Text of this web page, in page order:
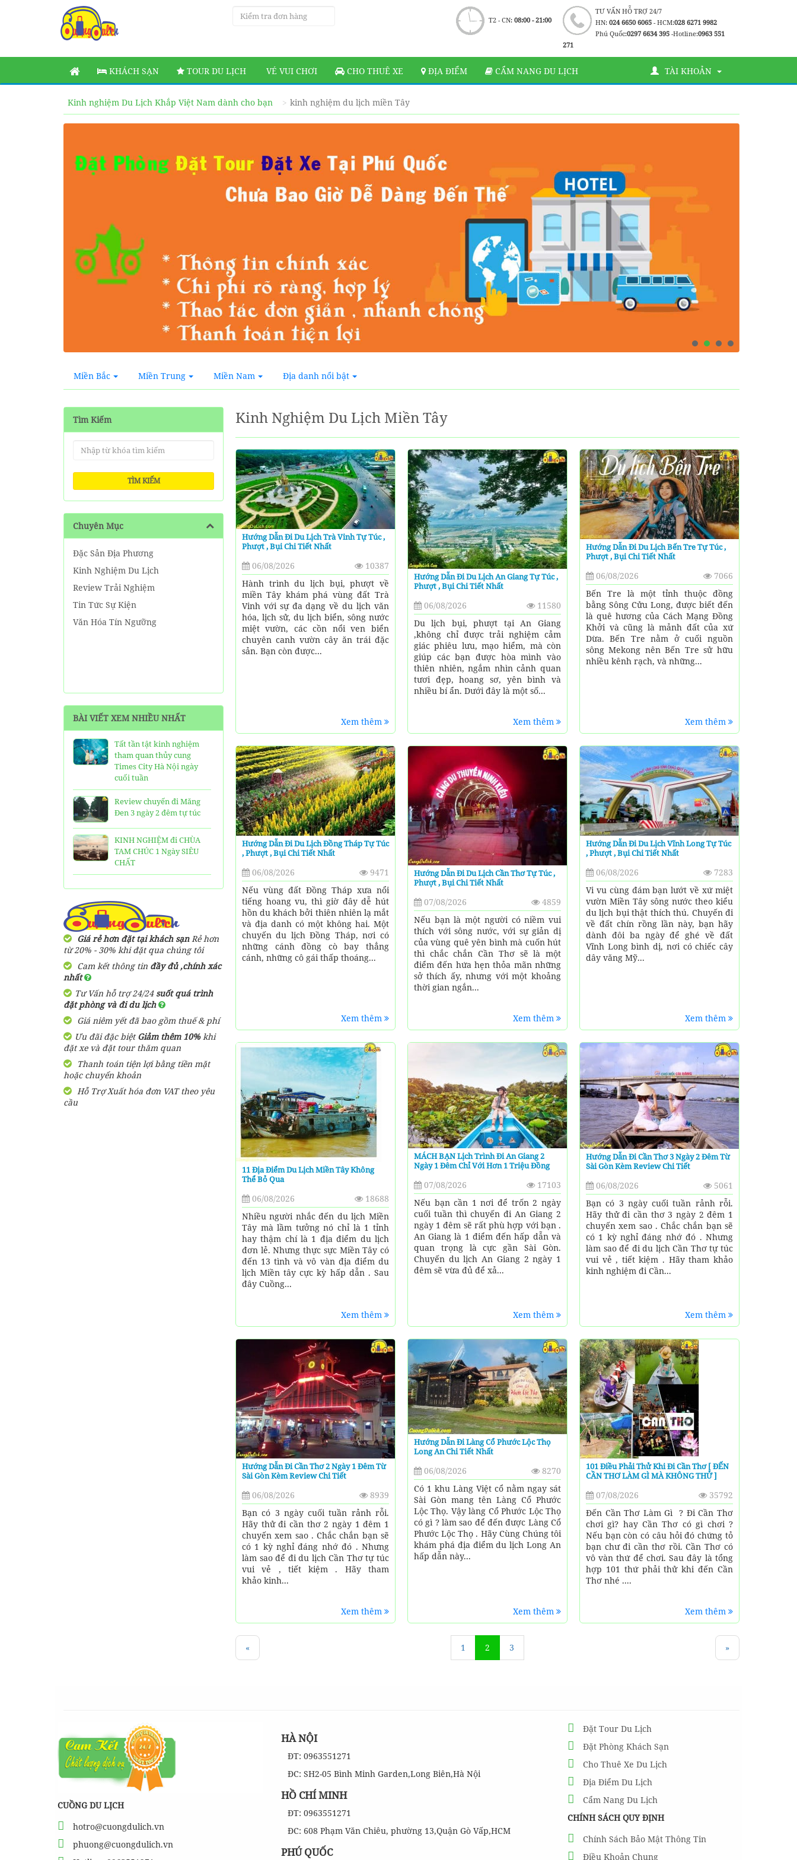
TƯ VẤN HỖ TRỢ 24/7
HN: 024 6650 6065- HCM:028 6271 9982
Phú Quốc:0297 6634 395 -Hotline:0963 551
271
T2 - CN: 08:00 - 21:00
KHÁCH SẠN TOUR DU LỊCH VÉ VUI CHƠI CHO THUÊ XE ĐỊA ĐIỂM CẨM NANG DU LỊCH TÀI KHOẢN
Kinh nghiệm Du Lịch Khắp Việt Nam dành cho bạn kinh nghiệm du lịch miền Tây
Miền Bắc Miền Trung Miền Nam Địa danh nổi bật
Tìm Kiếm
TÌM KIẾM
Chuyên Mục
Đặc Sản Địa Phương
Kinh Nghiệm Du Lịch
Review Trải Nghiệm
Tin Tức Sự Kiện
Văn Hóa Tín Ngưỡng
BÀI VIẾT XEM NHIỀU NHẤT
Tất tần tật kinh nghiệm
tham quan thủy cung
Times City Hà Nội ngày
cuối tuần
Review chuyến đi Măng
Đen 3 ngày 2 đêm tự túc
KINH NGHIỆM đi CHÙA
TAM CHÚC 1 Ngày SIÊU
CHẤT
25 Ngôi Chùa ở Sài Gòn
TOP 16 địa điểm du lịch
HẤP DẪN nhất việt nam:
Bạn đã đi được những nơi
cáp treo Núi Bà Đen Tây
Ninh
HƯỚNG DẪN đi du lịch
TAM ĐẢO chi tiết kèm
thông tin liên hệ
SHARE Cẩm nang du lịch
Măng Đen tự túc từ A-Z
Giá rẻ hơn đặt tại khách sạnRẻ hơn
từ 20% - 30% khi đặt qua chúng tôi
Cam kết thông tin đầy đủ ,chính xác
nhất
Tư Vấn hỗ trợ 24/24 suốt quá trình
đặt phòng và đi du lịch
Giá niêm yết đã bao gồm thuế & phí
Ưu đãi đặc biệtGiảm thêm 10%khi
đặt xe và đặt tour thăm quan
Thanh toán tiện lợi bằng tiền mặt
hoặc chuyển khoản
Hỗ Trợ Xuất hóa đơn VAT theo yêu
cầu
Kinh Nghiệm Du Lịch Miền Tây
Hướng Dẫn Đi Du Lịch Trà Vinh Tự Túc ,
Phượt , Bụi Chi Tiết Nhất
06/08/2026
10387
Hành trình du lịch bụi, phượt về
miền Tây khám phá vùng đất Trà
Vinh với sự đa dạng về du lịch văn
hóa, lịch sử, du lịch biển, sông nước
miệt vườn, các cồn nổi ven biển
chuyên canh vườn cây ăn trái đặc
sản. Bạn còn được...
Xem thêm
Hướng Dẫn Đi Du Lịch An Giang Tự Túc ,
Phượt , Bụi Chi Tiết Nhất
06/08/2026
11580
Du lịch bụi, phượt tại An Giang
,không chỉ được trải nghiệm cảm
giác phiêu lưu, mạo hiểm, mà còn
giúp các bạn được hòa mình vào
thiên nhiên, ngắm nhìn cảnh quan
tươi đẹp, hoang sơ, yên bình và
nhiều bí ẩn. Dưới đây là một số...
Xem thêm
Hướng Dẫn Đi Du Lịch Bến Tre Tự Túc ,
Phượt , Bụi Chi Tiết Nhất
06/08/2026
7066
Bến Tre là một tỉnh thuộc đồng
bằng Sông Cửu Long, được biết đến
là quê hương của Cách Mạng Đồng
Khởi và cũng là mảnh đất của xứ
Dừa. Bến Tre nằm ở cuối nguồn
sông Mekong nên Bến Tre sử hữu
nhiều kênh rạch, và những...
Xem thêm
Hướng Dẫn Đi Du Lịch Đồng Tháp Tự Túc
, Phượt , Bụi Chi Tiết Nhất
06/08/2026
9471
Nếu vùng đất Đồng Tháp xưa nổi
tiếng hoang vu, thì giờ đây dễ hút
hồn du khách bởi thiên nhiên lạ mắt
và địa danh có một không hai. Một
chuyến du lịch Đồng Tháp, nơi có
những cánh đồng cò bay thẳng
cánh, những cô gái thấp thoáng...
Xem thêm
Hướng Dẫn Đi Du Lịch Cần Thơ Tự Túc ,
Phượt , Bụi Chi Tiết Nhất
07/08/2026
4859
Nếu bạn là một người có niềm vui
thích với sông nước, với sự giản dị
của vùng quê yên bình mà cuốn hút
thì chắc chắn Cần Thơ sẽ là một
điểm đến hứa hẹn thỏa mãn những
sở thích ấy, nhưng với một khoảng
thời gian ngắn...
Xem thêm
Hướng Dẫn Đi Du Lịch Vĩnh Long Tự Túc
, Phượt , Bụi Chi Tiết Nhất
06/08/2026
7283
Vi vu cùng đám bạn lướt về xứ miệt
vườn Miền Tây sông nước theo kiểu
du lịch bụi thật thích thú. Chuyến đi
về đất chín rồng lần này, bạn hãy
dành đôi ba ngày để ghé về đất
Vĩnh Long bình dị, nơi có chiếc cây
dây văng Mỹ...
Xem thêm
11 Địa Điểm Du Lịch Miền Tây Không
Thể Bỏ Qua
06/08/2026
18688
Nhiều người nhắc đến du lịch Miền
Tây mà lầm tưởng nó chỉ là 1 tỉnh
hay thậm chí là 1 địa điểm du lịch
đơn lẻ. Nhưng thực sực Miền Tây có
đến 13 tình và vô vàn địa điểm du
lịch Miền tây cực kỳ hấp dẫn . Sau
đây Cuồng...
Xem thêm
MÁCH BẠN Lịch Trình Đi An Giang 2
Ngày 1 Đêm Chỉ Với Hơn 1 Triệu Đồng
07/08/2026
17103
Nếu bạn cần 1 nơi để trốn 2 ngày
cuối tuần thì chuyến đi An Giang 2
ngày 1 đêm sẽ rất phù hợp với bạn .
An Giang là 1 điểm đến hấp dẫn và
quan trọng là cực gần Sài Gòn.
Chuyến du lịch An Giang 2 ngày 1
đêm sẽ vừa đủ để xả...
Xem thêm
Hướng Dẫn Đi Cần Thơ 3 Ngày 2 Đêm Từ
Sài Gòn Kèm Review Chi Tiết
06/08/2026
5061
Bạn có 3 ngày cuối tuần rảnh rỗi.
Hãy thử đi cần thơ 3 ngày 2 đêm 1
chuyến xem sao . Chắc chắn bạn sẽ
có 1 kỳ nghỉ đáng nhớ đó . Nhưng
làm sao để đi du lịch Cần Thơ tự túc
vui vẻ , tiết kiệm . Hãy tham khảo
kinh nghiệm đi Cần...
Xem thêm
Hướng Dẫn Đi Cần Thơ 2 Ngày 1 Đêm Từ
Sài Gòn Kèm Review Chi Tiết
06/08/2026
8939
Bạn có 3 ngày cuối tuần rảnh rỗi.
Hãy thử đi cần thơ 2 ngày 1 đêm 1
chuyến xem sao . Chắc chắn bạn sẽ
có 1 kỳ nghỉ đáng nhớ đó . Nhưng
làm sao để đi du lịch Cần Thơ tự túc
vui vẻ , tiết kiệm . Hãy tham
khảo kinh...
Xem thêm
Hướng Dẫn Đi Làng Cổ Phước Lộc Thọ
Long An Chi Tiết Nhất
06/08/2026
8270
Có 1 khu Làng Việt cổ nằm ngay sát
Sài Gòn mang tên Làng Cổ Phước
Lộc Thọ. Vậy làng Cổ Phước Lộc Thọ
có gì ? làm sao để đến được Làng Cổ
Phước Lộc Thọ . Hãy Cùng Chúng tôi
khám phá địa điểm du lịch Long An
hấp dẫn này...
Xem thêm
101 Điều Phải Thử Khi Đi Cần Thơ [ ĐẾN
CẦN THƠ LÀM GÌ MÀ KHÔNG THỬ ]
07/08/2026
35792
Đến Cần Thơ Làm Gì ? Đi Cần Thơ
chơi gì? hay Cần Thơ có gì chơi ?
Nếu bạn còn có câu hỏi đó chứng tỏ
bạn chư đi cần thơ rồi. Cần Thơ có
vô vàn thứ để chơi. Sau đây là tổng
hợp 101 thứ phải thử khi đến Cần
Thơ nhé ....
Xem thêm
« 1 2 3 »
CUỒNG DU LỊCH
hotro@cuongdulich.vn
phuong@cuongdulich.vn
HÀ NỘI
ĐT: 0963551271
ĐC: SH2-05 Bình Minh Garden,Long Biên,Hà Nội
HỒ CHÍ MINH
ĐT: 0963551271
ĐC: 608 Phạm Văn Chiêu, phường 13,Quận Gò Vấp,HCM
PHÚ QUỐC
Đặt Tour Du Lịch
Đặt Phòng Khách Sạn
Cho Thuê Xe Du Lịch
Địa Điểm Du Lịch
Cẩm Nang Du Lịch
CHÍNH SÁCH QUY ĐỊNH
Chính Sách Bảo Mật Thông Tin
Điều Khoản Chung